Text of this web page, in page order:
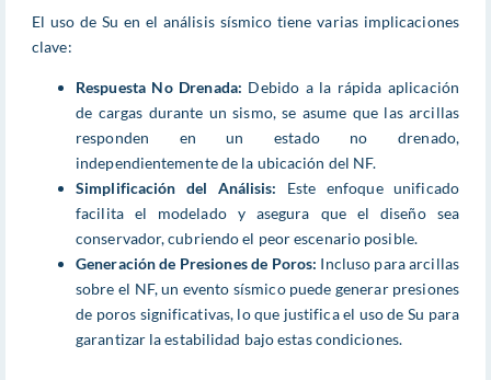
El uso de Su en el análisis sísmico tiene varias implicaciones
clave:
Respuesta No Drenada: Debido a la rápida aplicación
de cargas durante un sismo, se asume que las arcillas
responden en un estado no drenado,
independientemente de la ubicación del NF.
Simplificación del Análisis: Este enfoque unificado
facilita el modelado y asegura que el diseño sea
conservador, cubriendo el peor escenario posible.
Generación de Presiones de Poros: Incluso para arcillas
sobre el NF, un evento sísmico puede generar presiones
de poros significativas, lo que justifica el uso de Su para
garantizar la estabilidad bajo estas condiciones.